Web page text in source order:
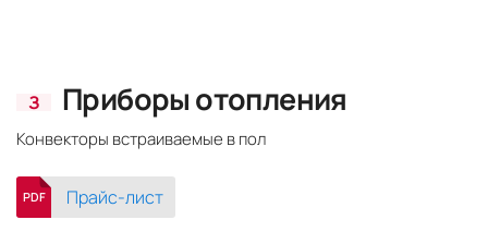
З Приборы отопления
Конвекторы встраиваемые в пол
PDF Прайс-лист